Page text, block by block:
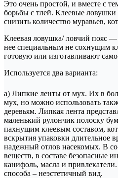
Это очень простой, и вместе с
борьбы с тлей. Клеевые ловушки
снизить количество муравьев,
Клеевая ловушка/ ловчий пояс
нее специальным не сохнущим
готовую или изготавливают
Используется два варианта:
а) Липкие ленты от мух. Их в
мух, но можно использовать
деревьям. Липкая лента
маленький рулончик полоску
пахнущим клеевым составом,
вскрытия упаковки длительное
надежный отлов насекомых. В
веществ, в составе безопасные
канифоль, масла и
способа – неэстетичный вид.